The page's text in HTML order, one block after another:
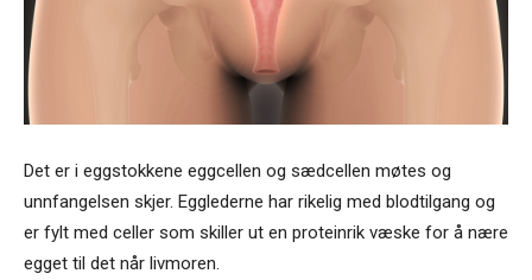
Det er i eggstokkene eggcellen og sædcellen møtes og
unnfangelsen skjer. Egglederne har rikelig med blodtilgang og
er fylt med celler som skiller ut en proteinrik væske for å nære
egget til det når livmoren.